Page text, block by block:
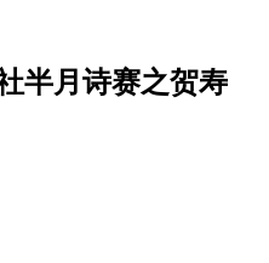
半月诗赛之贺寿